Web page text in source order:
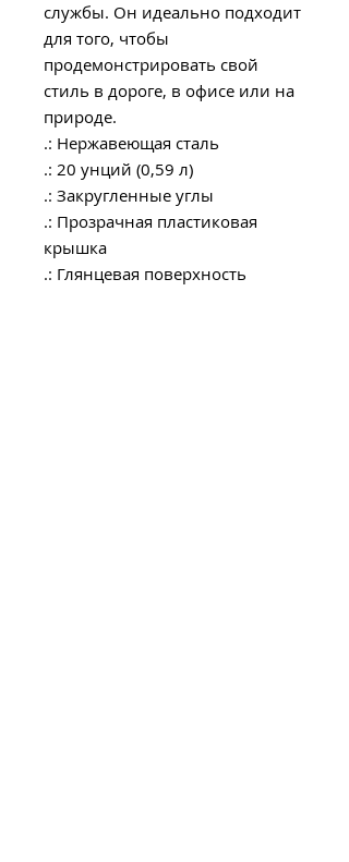
службы. Он идеально подходит
для того, чтобы
продемонстрировать свой
стиль в дороге, в офисе или на
природе.
.: Нержавеющая сталь
.: 20 унций (0,59 л)
.: Закругленные углы
.: Прозрачная пластиковая
крышка
.: Глянцевая поверхность